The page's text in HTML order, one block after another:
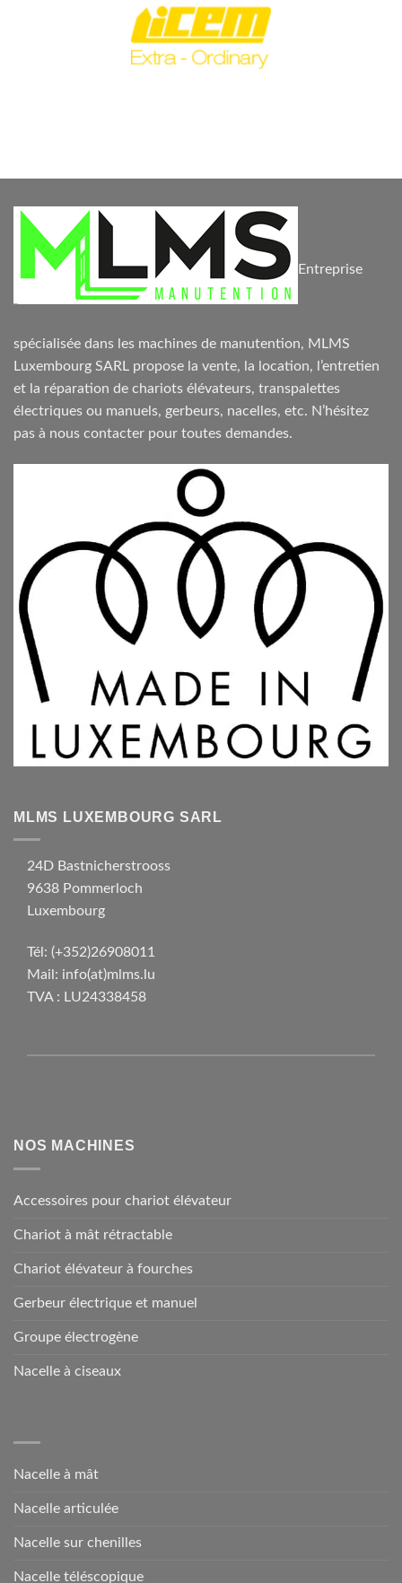
Entreprise
spécialisée dans les machines de manutention, MLMS
Luxembourg SARL propose la vente, la location, l’entretien
et la réparation de chariots élévateurs, transpalettes
électriques ou manuels, gerbeurs, nacelles, etc. N’hésitez
pas à nous contacter pour toutes demandes.
MLMS LUXEMBOURG SARL
24D Bastnicherstrooss
9638 Pommerloch
Luxembourg
Tél: (+352)26908011
Mail: info(at)mlms.lu
TVA : LU24338458
NOS MACHINES
Accessoires pour chariot élévateur
Chariot à mât rétractable
Chariot élévateur à fourches
Gerbeur électrique et manuel
Groupe électrogène
Nacelle à ciseaux
Nacelle à mât
Nacelle articulée
Nacelle sur chenilles
Nacelle téléscopique